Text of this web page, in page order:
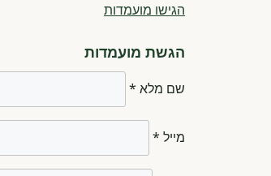
הגישו מועמדות
הגשת מועמדות
שם מלא *
מייל *